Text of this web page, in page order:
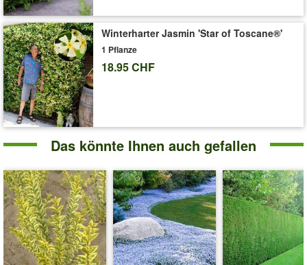
Winterharter Jasmin 'Star of Toscane®'
1 Pflanze
18.95 CHF
Das könnte Ihnen auch gefallen